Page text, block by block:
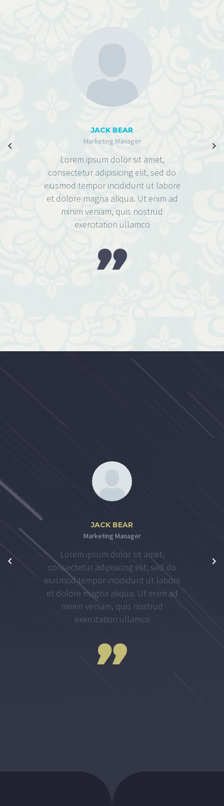
JACK BEAR
Marketing Manager
Lorem ipsum dolor sit amet,
consectetur adipisicing elit, sed do
eiusmod tempor incididunt ut labore
et dolore magna aliqua. Ut enim ad
minim veniam, quis nostrud
exercitation ullamco
JACK BEAR
Marketing Manager
Lorem ipsum dolor sit amet,
consectetur adipisicing elit, sed do
eiusmod tempor incididunt ut labore
et dolore magna aliqua. Ut enim ad
minim veniam, quis nostrud
exercitation ullamco